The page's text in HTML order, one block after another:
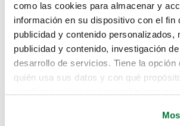
como las cookies para almacenar y
información en su dispositivo con el fin
publicidad y contenido personalizados,
publicidad y contenido, investigación
desarrollo de servicios. Tiene la opción
quién usa sus datos y con qué
Lo sentimos, no
te hemos traido hasta
Pero puedes encontrar el coche que
buscando en alguno de estos